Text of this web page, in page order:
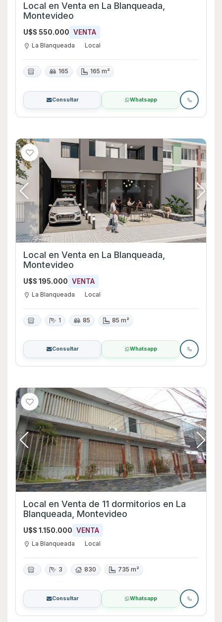
Local en Venta en La Blanqueada,
Montevideo
U$S 550.000 VENTA
La Blanqueada Local
165 165 m²
Consultar Whatsapp
Local en Venta en La Blanqueada,
Montevideo
U$S 195.000 VENTA
La Blanqueada Local
1 85 85 m²
Consultar Whatsapp
Local en Venta de 11 dormitorios en La
Blanqueada, Montevideo
U$S 1.150.000 VENTA
La Blanqueada Local
3 830 735 m²
Consultar Whatsapp